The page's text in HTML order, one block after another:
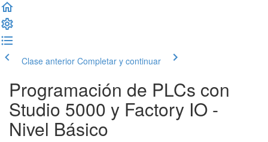
Clase anterior Completar y continuar
Programación de PLCs con
Studio 5000 y Factory IO -
Nivel Básico